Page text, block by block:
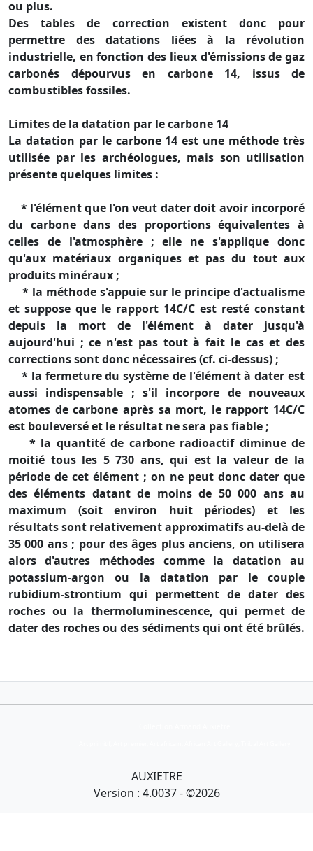
ou plus.
Des tables de correction existent donc pour
permettre des datations liées à la révolution
industrielle, en fonction des lieux d'émissions de gaz
carbonés dépourvus en carbone 14, issus de
combustibles fossiles.
Limites de la datation par le carbone 14
La datation par le carbone 14 est une méthode très
utilisée par les archéologues, mais son utilisation
présente quelques limites :
* l'élément que l'on veut dater doit avoir incorporé
du carbone dans des proportions équivalentes à
celles de l'atmosphère ; elle ne s'applique donc
qu'aux matériaux organiques et pas du tout aux
produits minéraux ;
* la méthode s'appuie sur le principe d'actualisme
et suppose que le rapport 14C/C est resté constant
depuis la mort de l'élément à dater jusqu'à
aujourd'hui ; ce n'est pas tout à fait le cas et des
corrections sont donc nécessaires (cf. ci-dessus) ;
* la fermeture du système de l'élément à dater est
aussi indispensable ; s'il incorpore de nouveaux
atomes de carbone après sa mort, le rapport 14C/C
est bouleversé et le résultat ne sera pas fiable ;
* la quantité de carbone radioactif diminue de
moitié tous les 5 730 ans, qui est la valeur de la
période de cet élément ; on ne peut donc dater que
des éléments datant de moins de 50 000 ans au
maximum (soit environ huit périodes) et les
résultats sont relativement approximatifs au-delà de
35 000 ans ; pour des âges plus anciens, on utilisera
alors d'autres méthodes comme la datation au
potassium-argon ou la datation par le couple
rubidium-strontium qui permettent de dater des
roches ou la thermoluminescence, qui permet de
dater des roches ou des sédiments qui ont été brûlés.
AUXIETRE
Version : 4.0037 - ©2026